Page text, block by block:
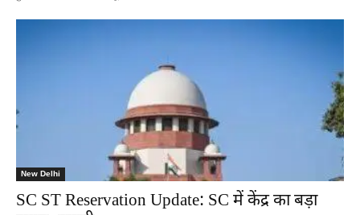
New Delhi
SC ST Reservation Update: SC में केंद्र का बड़ा